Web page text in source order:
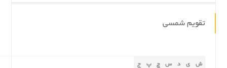
تقویم شمسی
ش ی د س چ پ ج